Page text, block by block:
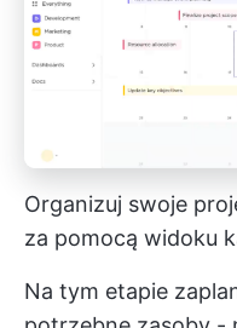
Organizuj swoje
za pomocą widoku
Na tym etapie